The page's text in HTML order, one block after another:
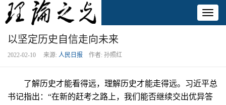
以坚定历史自信走向未来
2022-02-10 来源: 人民日报 作者: 孙照红
了解历史才能看得远，理解历史才能走得远。习近平总
书记指出：“在新的赶考之路上，我们能否继续交出优异答